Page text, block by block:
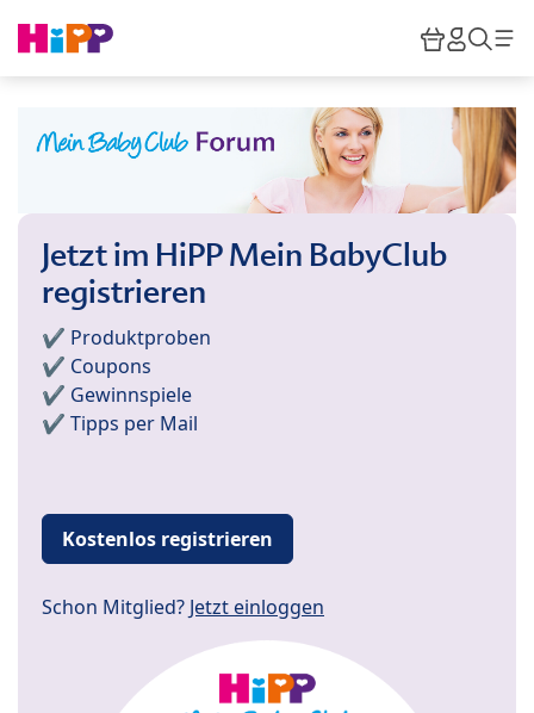
HiPP
Jetzt im HiPP Mein BabyClub
registrieren
✔️ Produktproben
✔️ Coupons
✔️ Gewinnspiele
✔️ Tipps per Mail
Kostenlos registrieren
Schon Mitglied? Jetzt einloggen